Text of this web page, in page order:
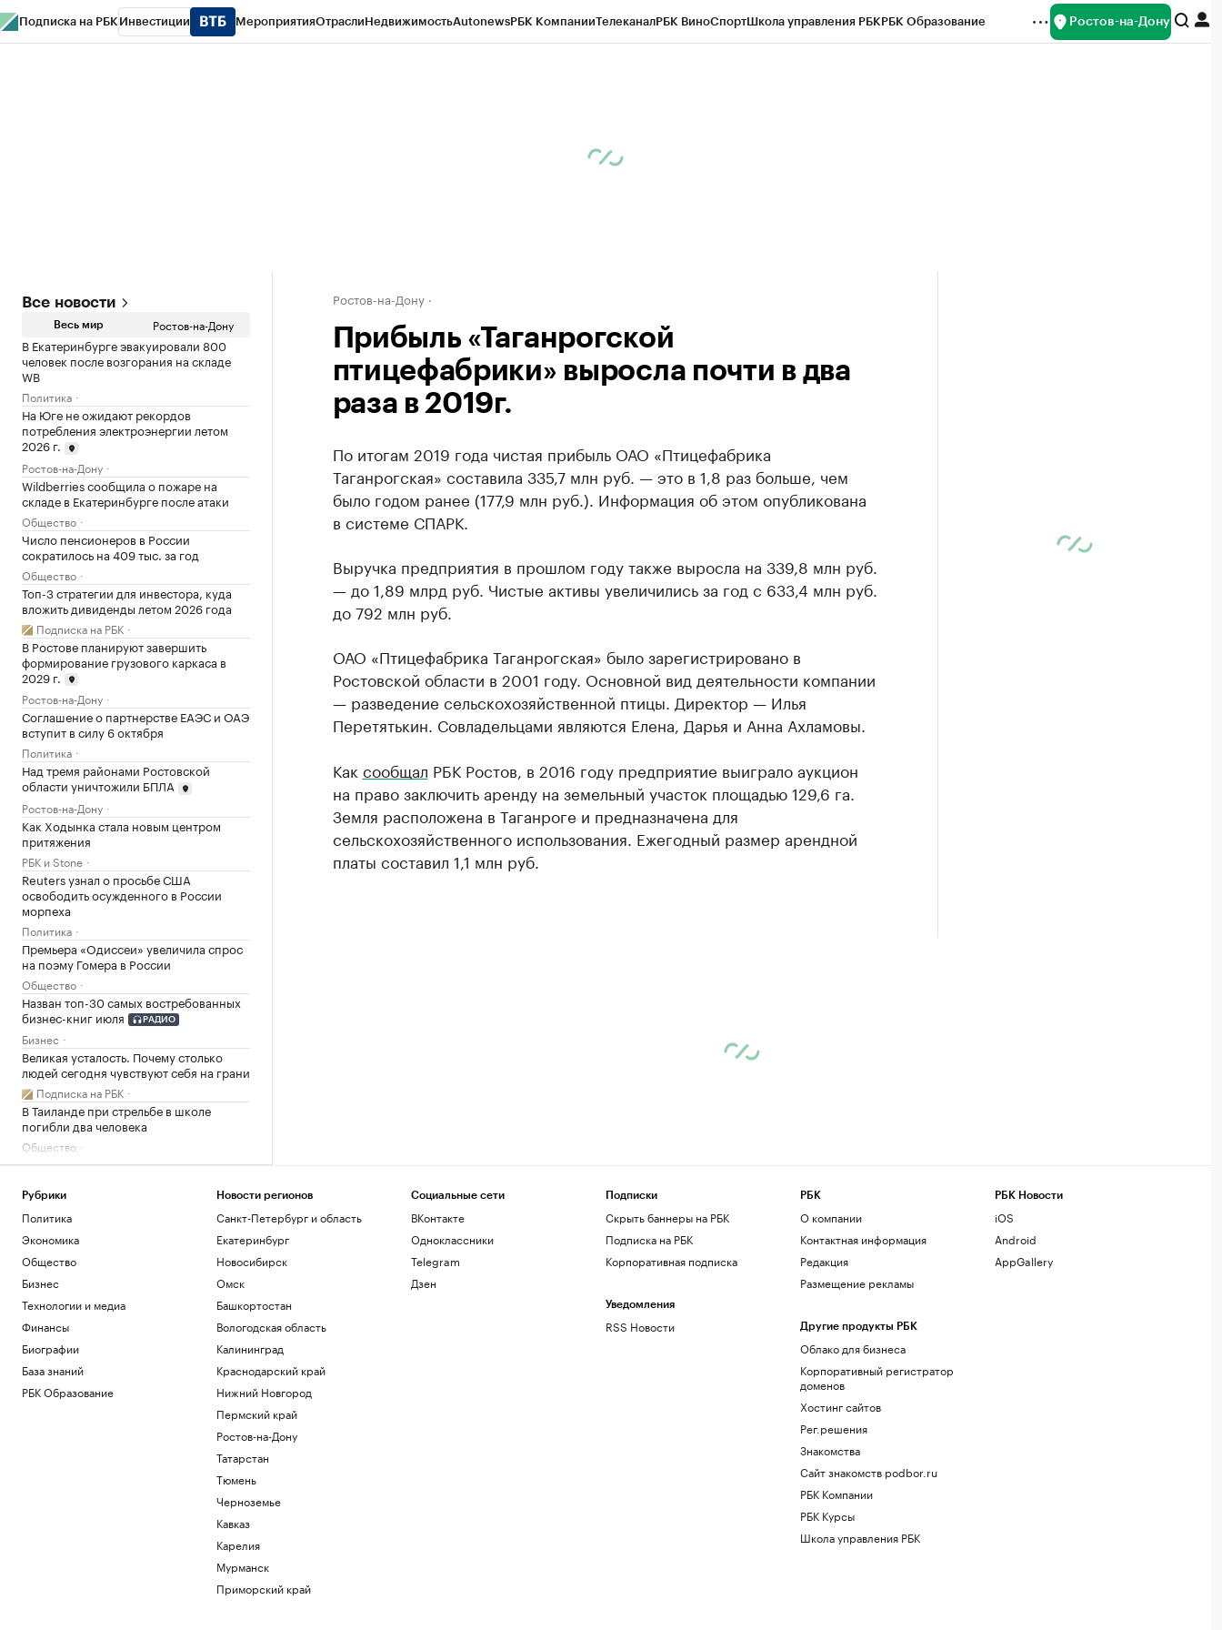
Подписка на РБК Инвестиции МероприятияОтраслиНедвижимостьAutonewsРБК КомпанииТелеканалРБК ВиноСпортШкола управления РБКРБК Образование Ростов-на-Дону
Все новости
Весь мир Ростов-на-Дону
В Екатеринбурге эвакуировали 800
человек после возгорания на складе
WB
Политика
На Юге не ожидают рекордов
потребления электроэнергии летом
2026 г.
Ростов-на-Дону
Wildberries сообщила о пожаре на
складе в Екатеринбурге после атаки
Общество
Число пенсионеров в России
сократилось на 409 тыс. за год
Общество
Топ-3 стратегии для инвестора, куда
вложить дивиденды летом 2026 года
Подписка на РБК
В Ростове планируют завершить
формирование грузового каркаса в
2029 г.
Ростов-на-Дону
Соглашение о партнерстве ЕАЭС и ОАЭ
вступит в силу 6 октября
Политика
Над тремя районами Ростовской
области уничтожили БПЛА
Ростов-на-Дону
Как Ходынка стала новым центром
притяжения
РБК и Stone
Reuters узнал о просьбе США
освободить осужденного в России
морпеха
Политика
Премьера «Одиссеи» увеличила спрос
на поэму Гомера в России
Общество
Назван топ-30 самых востребованных
бизнес-книг июля
РАДИО
Бизнес
Великая усталость. Почему столько
людей сегодня чувствуют себя на грани
Подписка на РБК
В Таиланде при стрельбе в школе
погибли два человека
Общество
РБК ТВ Юг: автор «Пиши, сокращай» —
Ростов-на-Дону
Зачем смартфону телеобъектив, 200
Мп и большой сенсор
РБК и Huawei
Беспилотную опасность объявили в
Свердловской области
Политика
Синоптик допустил обновление
температурного рекорда в Москве 7
августа
Общество
Умерла заслуженный тренер России по
финансирования защиты трасс от БПЛА
Ростов-на-Дону
Прибыль «Таганрогской
птицефабрики» выросла почти в два
раза в 2019г.
По итогам 2019 года чистая прибыль ОАО «Птицефабрика
Таганрогская» составила 335,7 млн руб. — это в 1,8 раз больше, чем
было годом ранее (177,9 млн руб.). Информация об этом опубликована
в системе СПАРК.
Выручка предприятия в прошлом году также выросла на 339,8 млн руб.
— до 1,89 млрд руб. Чистые активы увеличились за год с 633,4 млн руб.
до 792 млн руб.
ОАО «Птицефабрика Таганрогская» было зарегистрировано в
Ростовской области в 2001 году. Основной вид деятельности компании
— разведение сельскохозяйственной птицы. Директор — Илья
Перетятькин. Совладельцами являются Елена, Дарья и Анна Ахламовы.
Как сообщал РБК Ростов, в 2016 году предприятие выиграло аукцион
на право заключить аренду на земельный участок площадью 129,6 га.
Земля расположена в Таганроге и предназначена для
сельскохозяйственного использования. Ежегодный размер арендной
платы составил 1,1 млн руб.
Рубрики
Политика
Экономика
Общество
Бизнес
Технологии и медиа
Финансы
Биографии
База знаний
РБК Образование
Новости регионов
Санкт-Петербург и область
Екатеринбург
Новосибирск
Омск
Башкортостан
Вологодская область
Калининград
Краснодарский край
Нижний Новгород
Пермский край
Ростов-на-Дону
Татарстан
Тюмень
Черноземье
Кавказ
Карелия
Мурманск
Приморский край
Социальные сети
ВКонтакте
Одноклассники
Telegram
Дзен
Подписки
Скрыть баннеры на РБК
Подписка на РБК
Корпоративная подписка
Уведомления
RSS Новости
РБК
О компании
Контактная информация
Редакция
Размещение рекламы
Другие продукты РБК
Облако для бизнеса
Корпоративный регистратор
доменов
Хостинг сайтов
Рег.решения
Знакомства
Сайт знакомств podbor.ru
РБК Компании
РБК Курсы
Школа управления РБК
РБК Новости
iOS
Android
AppGallery